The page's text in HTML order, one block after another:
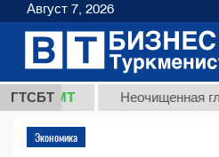
ГТСБТ
ТМТ Неочищенная
Экономика
Август 7, 2026